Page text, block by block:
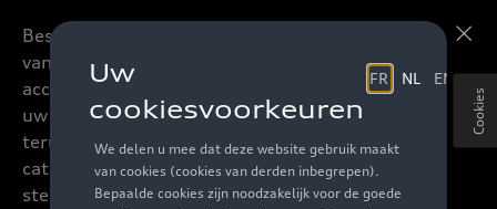
Beste accessoires-lovers,
vanaf nu kan u het hele
accessoire assortiment van
uw favoriete merk
terugvinden in de online
catalogus. Deze kunnen
steeds besteld worden via
Cookies